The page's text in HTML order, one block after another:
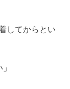
してからとい